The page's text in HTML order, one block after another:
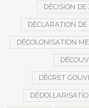
DÉCISION DE
DÉCLARATION
DÉCOLONISATION
DÉCRET